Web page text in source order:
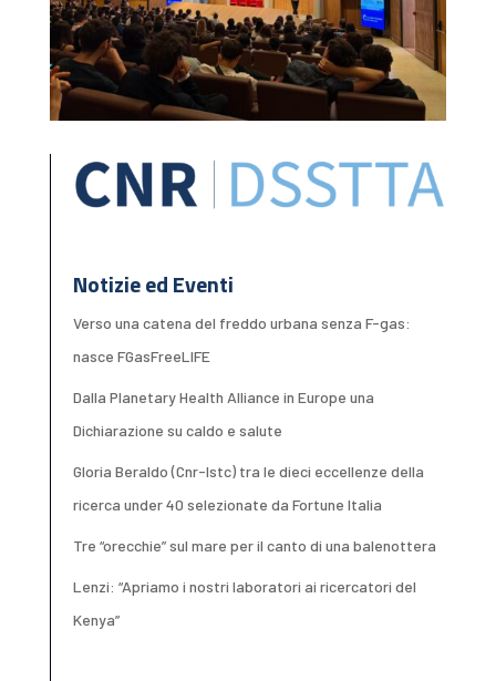
Notizie ed Eventi
Verso una catena del freddo urbana senza F-gas:
nasce FGasFreeLIFE
Dalla Planetary Health Alliance in Europe una
Dichiarazione su caldo e salute
Gloria Beraldo (Cnr-Istc) tra le dieci eccellenze della
ricerca under 40 selezionate da Fortune Italia
Tre “orecchie” sul mare per il canto di una balenottera
Lenzi: “Apriamo i nostri laboratori ai ricercatori del
Kenya”